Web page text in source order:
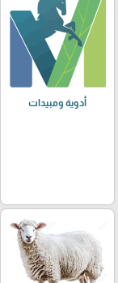
أدوية ومبيدات